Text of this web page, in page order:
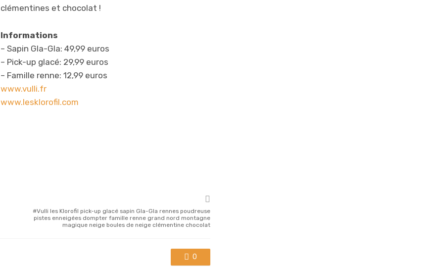
clémentines et chocolat !
Informations
– Sapin Gla-Gla: 49,99 euros
– Pick-up glacé: 29,99 euros
– Famille renne: 12,99 euros
www.vulli.fr
www.lesklorofil.com
Vulli les Klorofil pick-up glacé sapin Gla-Gla rennes poudreuse
pistes enneigées dompter famille renne grand nord montagne
magique neige boules de neige clémentine chocolat
0